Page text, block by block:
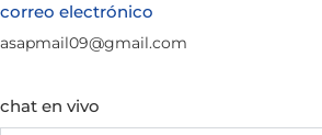
correo electrónico
asapmail09@gmail.com
chat en vivo